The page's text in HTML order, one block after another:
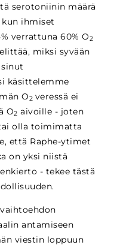
serotoniinin määrä
ihmiset
verrattuna 60% O2
miksi syvään
käsittelemme
O2 veressä ei
O2 aivoille - joten
olla toimimatta
että Raphe-ytimet
on yksi niistä
- tekee tästä
antamiseen
viestin loppuun